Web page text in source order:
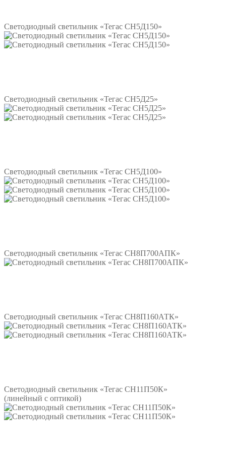
Светодиодный светильник «Тегас СН5Д150»
Светодиодный светильник «Тегас СН5Д25»
Светодиодный светильник «Тегас СН5Д100»
Светодиодный светильник «Тегас СН8П700АПК»
Светодиодный светильник «Тегас СН8П160АТК»
Светодиодный светильник «Тегас СН11П50К»
(линейный с оптикой)